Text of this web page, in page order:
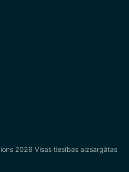
2026 Visas tiesības aizsargātas